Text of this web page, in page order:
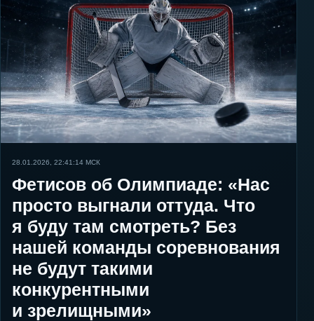
28.01.2026, 22:41:14 МСК
Фетисов об Олимпиаде: «Нас
просто выгнали оттуда. Что
я буду там смотреть? Без
нашей команды соревнования
не будут такими
конкурентными
и зрелищными»